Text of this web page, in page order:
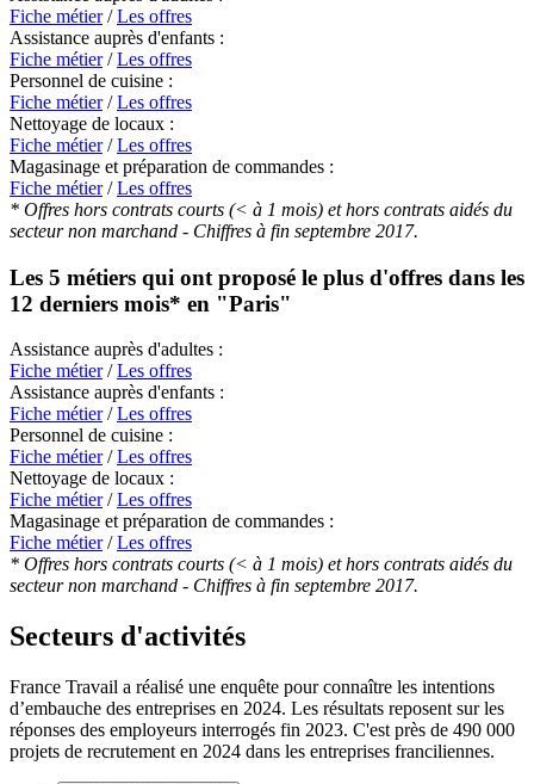
Fiche métier/Les offres
Assistance auprès d'enfants :
Fiche métier/Les offres
Personnel de cuisine :
Fiche métier/Les offres
Nettoyage de locaux :
Fiche métier/Les offres
Magasinage et préparation de commandes :
Fiche métier/Les offres
* Offres hors contrats courts (< à 1 mois) et hors contrats aidés du
secteur non marchand - Chiffres à fin septembre 2017.
Les 5 métiers qui ont proposé le plus d'offres dans les
12 derniers mois* en "Paris"
Assistance auprès d'adultes :
Fiche métier/Les offres
Assistance auprès d'enfants :
Fiche métier/Les offres
Personnel de cuisine :
Fiche métier/Les offres
Nettoyage de locaux :
Fiche métier/Les offres
Magasinage et préparation de commandes :
Fiche métier/Les offres
* Offres hors contrats courts (< à 1 mois) et hors contrats aidés du
secteur non marchand - Chiffres à fin septembre 2017.
Secteurs d'activités
France Travail a réalisé une enquête pour connaître les intentions
d’embauche des entreprises en 2024. Les résultats reposent sur les
réponses des employeurs interrogés fin 2023. C'est près de 490 000
projets de recrutement en 2024 dans les entreprises franciliennes.